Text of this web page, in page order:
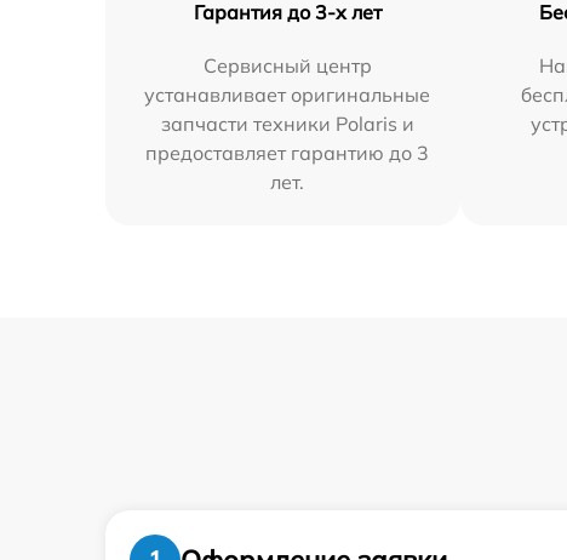
Гарантия до 3-х лет
Сервисный центр
устанавливает оригинальные
запчасти техники Polaris и
предоставляет гарантию до 3
лет.